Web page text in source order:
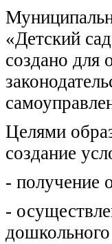
«Детский
создано для
Целями
создание
- получение
-